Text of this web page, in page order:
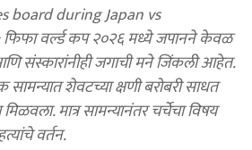
board during Japan vs
वर्ल्ड कप २०२६ मध्ये जपानने केवळ
संस्कारांनीही जगाची मने जिंकली आहेत.
शेवटच्या क्षणी बरोबरी साधत
मात्र सामन्यानंतर चर्चेचा विषय
वर्तन.